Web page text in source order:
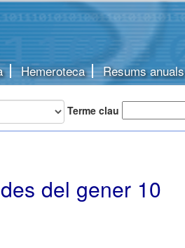
Hemeroteca Resums anuals
Terme clau
del gener 10